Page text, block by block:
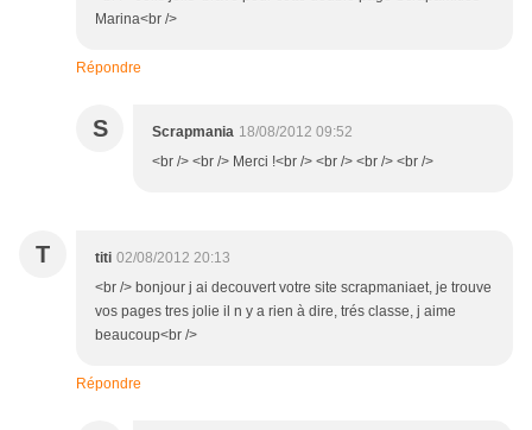
Marina<br />
Répondre
S Scrapmania 18/08/2012 09:52
<br /> <br /> Merci !<br /> <br /> <br /> <br />
T titi 02/08/2012 20:13
<br /> bonjour j ai decouvert votre site scrapmaniaet, je trouve
vos pages tres jolie il n y a rien à dire, trés classe, j aime
beaucoup<br />
Répondre